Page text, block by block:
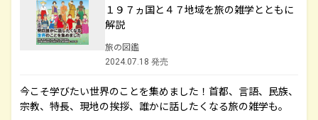
１９７ヵ国と４７地域を旅の雑学とともに
解説
旅の図鑑
2024.07.18 発売
今こそ学びたい世界のことを集めました！首都、言語、民族、
宗教、特長、現地の挨拶、誰かに話したくなる旅の雑学も。